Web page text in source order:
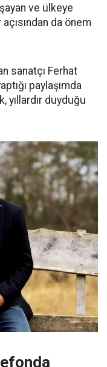
ve ülkeye
da önem
sanatçı Ferhat
paylaşımda
duyduğu